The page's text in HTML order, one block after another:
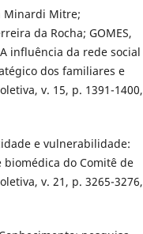
Minardi Mitre;
da Rocha; GOMES,
influência da rede social
dos familiares e
v. 15, p. 1391-1400,
e vulnerabilidade:
do Comitê de
v. 21, p. 3265-3276,